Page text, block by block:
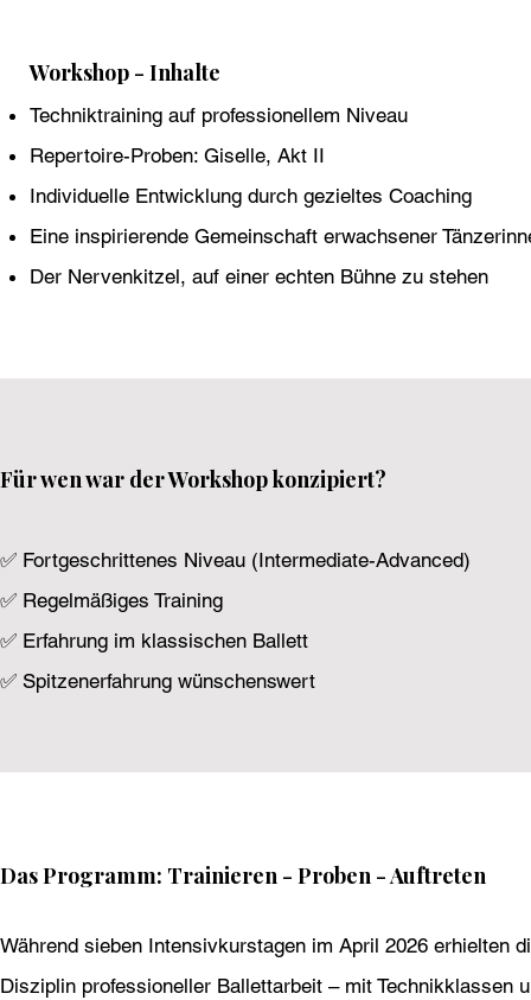
Workshop - Inhalte
Techniktraining auf professionellem Niveau
Repertoire-Proben: Giselle, Akt II
Individuelle Entwicklung durch gezieltes Coaching
Eine inspirierende Gemeinschaft erwachsener
Der Nervenkitzel, auf einer echten Bühne zu stehen
Für wen war der Workshop konzipiert?
✅ Fortgeschrittenes Niveau (Intermediate-Advanced)
✅ Regelmäßiges Training
✅ Erfahrung im klassischen Ballett
✅ Spitzenerfahrung wünschenswert
Das Programm: Trainieren - Proben - Auftreten
Während sieben Intensivkurstagen im April 2026 erhielten
Disziplin professioneller Ballettarbeit – mit Technikklassen